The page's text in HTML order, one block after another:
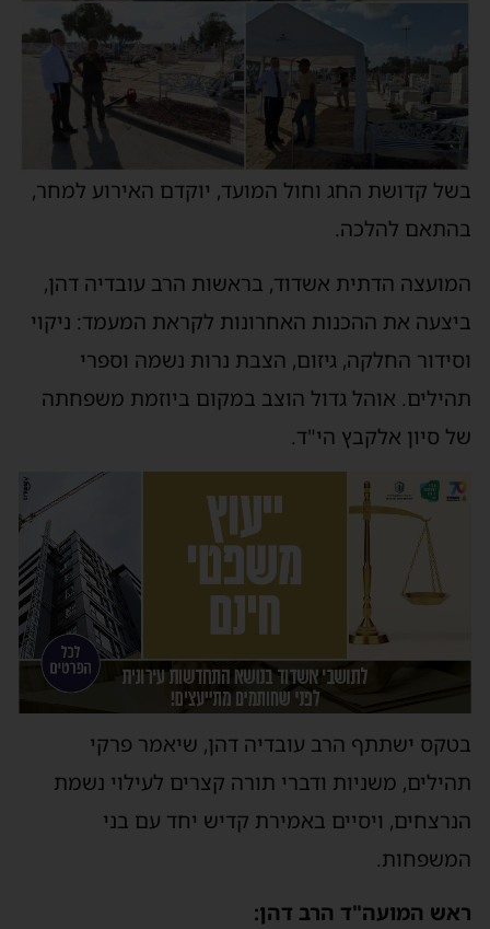
בשל קדושת החג וחול המועד, יוקדם האירוע למחר,
בהתאם להלכה.
המועצה הדתית אשדוד, בראשות הרב עובדיה דהן,
ביצעה את ההכנות האחרונות לקראת המעמד: ניקוי
וסידור החלקה, גיזום, הצבת נרות נשמה וספרי
תהילים. אוהל גדול הוצב במקום ביוזמת משפחתה
של סיון אלקבץ הי"ד.
בטקס ישתתף הרב עובדיה דהן, שיאמר פרקי
תהילים, משניות ודברי תורה קצרים לעילוי נשמת
הנרצחים, ויסיים באמירת קדיש יחד עם בני
המשפחות.
ראש המועה"ד הרב דהן: